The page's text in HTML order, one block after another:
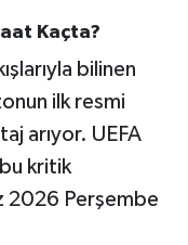
Kaçta?
bilinen
ilk resmi
arıyor. UEFA
kritik
2026 Perşembe